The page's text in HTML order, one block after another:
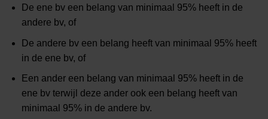
De ene bv een belang van minimaal 95% heeft in de
andere bv, of
De andere bv een belang heeft van minimaal 95% heeft
in de ene bv, of
Een ander een belang van minimaal 95% heeft in de
ene bv terwijl deze ander ook een belang heeft van
minimaal 95% in de andere bv.